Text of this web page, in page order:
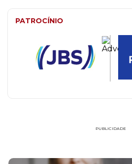
PATROCÍNIO
PUBLICIDADE